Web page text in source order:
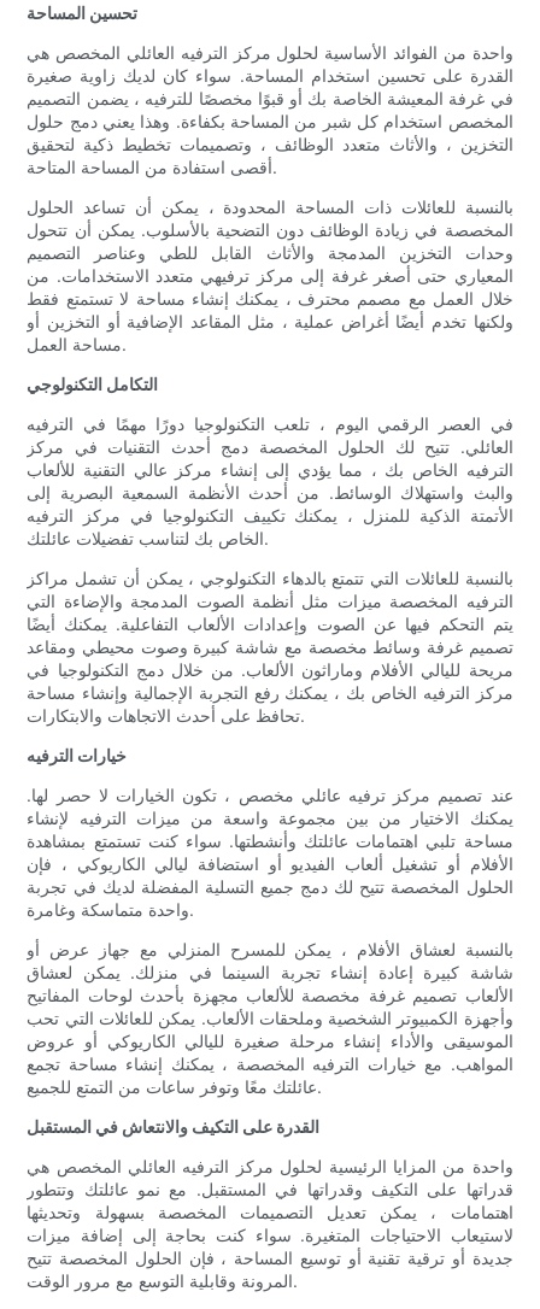
تحسين المساحة
واحدة من الفوائد الأساسية لحلول مركز الترفيه العائلي المخصص هي
القدرة على تحسين استخدام المساحة. سواء كان لديك زاوية صغيرة
في غرفة المعيشة الخاصة بك أو قبوًا مخصصًا للترفيه ، يضمن التصميم
المخصص استخدام كل شبر من المساحة بكفاءة. وهذا يعني دمج حلول
التخزين ، والأثاث متعدد الوظائف ، وتصميمات تخطيط ذكية لتحقيق
أقصى استفادة من المساحة المتاحة.
بالنسبة للعائلات ذات المساحة المحدودة ، يمكن أن تساعد الحلول
المخصصة في زيادة الوظائف دون التضحية بالأسلوب. يمكن أن تتحول
وحدات التخزين المدمجة والأثاث القابل للطي وعناصر التصميم
المعياري حتى أصغر غرفة إلى مركز ترفيهي متعدد الاستخدامات. من
خلال العمل مع مصمم محترف ، يمكنك إنشاء مساحة لا تستمتع فقط
ولكنها تخدم أيضًا أغراض عملية ، مثل المقاعد الإضافية أو التخزين أو
مساحة العمل.
التكامل التكنولوجي
في العصر الرقمي اليوم ، تلعب التكنولوجيا دورًا مهمًا في الترفيه
العائلي. تتيح لك الحلول المخصصة دمج أحدث التقنيات في مركز
الترفيه الخاص بك ، مما يؤدي إلى إنشاء مركز عالي التقنية للألعاب
والبث واستهلاك الوسائط. من أحدث الأنظمة السمعية البصرية إلى
الأتمتة الذكية للمنزل ، يمكنك تكييف التكنولوجيا في مركز الترفيه
الخاص بك لتناسب تفضيلات عائلتك.
بالنسبة للعائلات التي تتمتع بالدهاء التكنولوجي ، يمكن أن تشمل مراكز
الترفيه المخصصة ميزات مثل أنظمة الصوت المدمجة والإضاءة التي
يتم التحكم فيها عن الصوت وإعدادات الألعاب التفاعلية. يمكنك أيضًا
تصميم غرفة وسائط مخصصة مع شاشة كبيرة وصوت محيطي ومقاعد
مريحة لليالي الأفلام وماراثون الألعاب. من خلال دمج التكنولوجيا في
مركز الترفيه الخاص بك ، يمكنك رفع التجربة الإجمالية وإنشاء مساحة
تحافظ على أحدث الاتجاهات والابتكارات.
خيارات الترفيه
عند تصميم مركز ترفيه عائلي مخصص ، تكون الخيارات لا حصر لها.
يمكنك الاختيار من بين مجموعة واسعة من ميزات الترفيه لإنشاء
مساحة تلبي اهتمامات عائلتك وأنشطتها. سواء كنت تستمتع بمشاهدة
الأفلام أو تشغيل ألعاب الفيديو أو استضافة ليالي الكاريوكي ، فإن
الحلول المخصصة تتيح لك دمج جميع التسلية المفضلة لديك في تجربة
واحدة متماسكة وغامرة.
بالنسبة لعشاق الأفلام ، يمكن للمسرح المنزلي مع جهاز عرض أو
شاشة كبيرة إعادة إنشاء تجربة السينما في منزلك. يمكن لعشاق
الألعاب تصميم غرفة مخصصة للألعاب مجهزة بأحدث لوحات المفاتيح
وأجهزة الكمبيوتر الشخصية وملحقات الألعاب. يمكن للعائلات التي تحب
الموسيقى والأداء إنشاء مرحلة صغيرة لليالي الكاريوكي أو عروض
المواهب. مع خيارات الترفيه المخصصة ، يمكنك إنشاء مساحة تجمع
عائلتك معًا وتوفر ساعات من التمتع للجميع.
القدرة على التكيف والانتعاش في المستقبل
واحدة من المزايا الرئيسية لحلول مركز الترفيه العائلي المخصص هي
قدراتها على التكيف وقدراتها في المستقبل. مع نمو عائلتك وتتطور
اهتمامات ، يمكن تعديل التصميمات المخصصة بسهولة وتحديثها
لاستيعاب الاحتياجات المتغيرة. سواء كنت بحاجة إلى إضافة ميزات
جديدة أو ترقية تقنية أو توسيع المساحة ، فإن الحلول المخصصة تتيح
المرونة وقابلية التوسع مع مرور الوقت.